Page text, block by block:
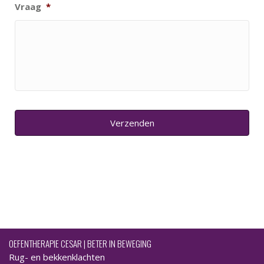
Vraag *
OEFENTHERAPIE CESAR | BETER IN BEWEGING
Rug- en bekkenklachten